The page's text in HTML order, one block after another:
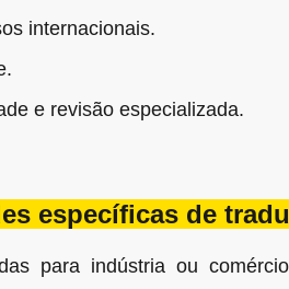
internacionais.
e revisão especializada.
específicas de
para indústria ou